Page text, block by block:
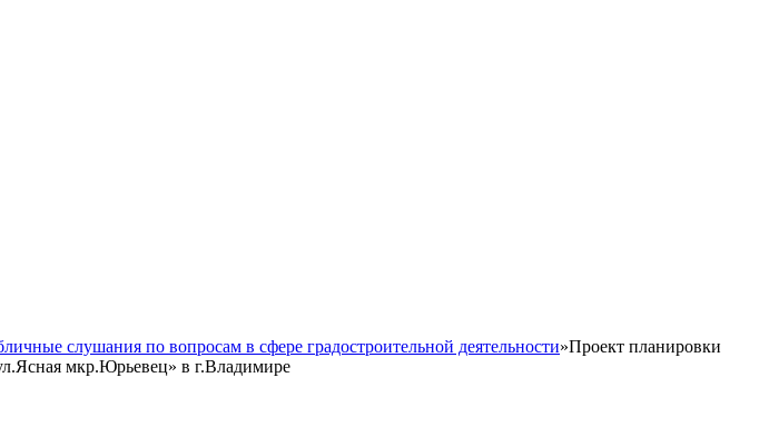
слушания по вопросам в сфере градостроительной деятельности»Проект планировки
мкр.Юрьевец» в г.Владимире